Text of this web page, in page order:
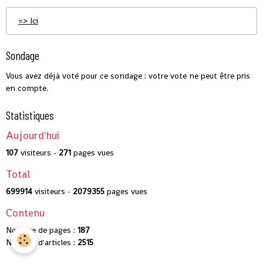
=> Ici
Sondage
Vous avez déjà voté pour ce sondage : votre vote ne peut être pris
en compte.
Statistiques
Aujourd'hui
107 visiteurs - 271 pages vues
Total
699914 visiteurs - 2079355 pages vues
Contenu
Nombre de pages : 187
Nombre d'articles : 2515